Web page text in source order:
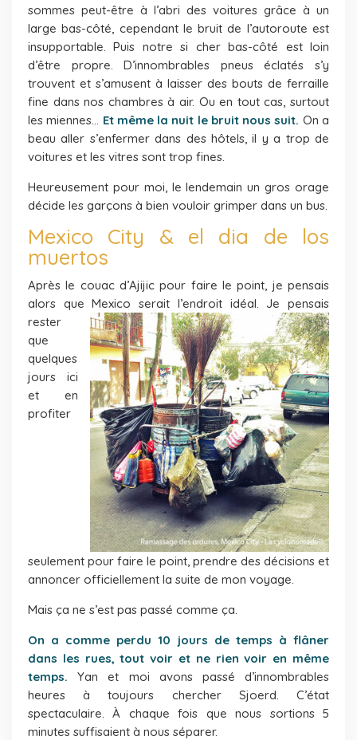
sommes peut-être à l’abri des voitures grâce à un
large bas-côté, cependant le bruit de l’autoroute est
insupportable. Puis notre si cher bas-côté est loin
d’être propre. D’innombrables pneus éclatés s’y
trouvent et s’amusent à laisser des bouts de ferraille
fine dans nos chambres à air. Ou en tout cas, surtout
les miennes… Et même la nuit le bruit nous suit. On a
beau aller s’enfermer dans des hôtels, il y a trop de
voitures et les vitres sont trop fines.
Heureusement pour moi, le lendemain un gros orage
décide les garçons à bien vouloir grimper dans un bus.
Mexico City & el dia de los
muertos
Après le couac d’Ajijic pour faire le point, je pensais
alors que Mexico serait l’endroit idéal. Je pensais
rester
que
quelques
jours ici
et en
profiter
seulement pour faire le point, prendre des décisions et
annoncer officiellement la suite de mon voyage.
Mais ça ne s’est pas passé comme ça.
On a comme perdu 10 jours de temps à flâner
dans les rues, tout voir et ne rien voir en même
temps.
Yan et moi avons passé d’innombrables
heures à toujours chercher Sjoerd. C’état
spectaculaire. À chaque fois que nous sortions 5
minutes suffisaient à nous séparer.